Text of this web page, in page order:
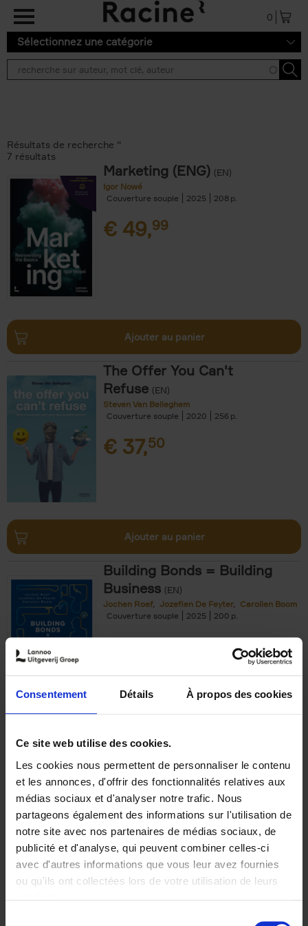
Consentement Détails À propos des cookies
Ce site web utilise des cookies.
Les cookies nous permettent de personnaliser le contenu
et les annonces, d'offrir des fonctionnalités relatives aux
médias sociaux et d'analyser notre trafic. Nous
partageons également des informations sur l'utilisation de
notre site avec nos partenaires de médias sociaux, de
publicité et d'analyse, qui peuvent combiner celles-ci
avec d'autres informations que vous leur avez fournies
ou qu'ils ont collectées lors de votre utilisation de leurs
Aller au contenu principal
0
Sélectionnez une catégorie
Résultats de recherche ''
7 résultats
Marketing (ENG) (EN)
Igor Nowé
Couverture souple
2025 208
€ 49,99
Ajouter au panier
The Offer You Can't
Refuse (EN)
Steven Van Belleghem
Couverture souple
2020 256
€ 37,50
Ajouter au panier
Building Bonds = Building
Business (EN)
Jochen Roef Jozefien De Feyter
Carolien Boom
Couverture souple
2025 200
€29,99
Optichannel Retail. Beyond
the Digital Hysteria
Gino Van Ossel
Autre finition
2019 350
€29,99